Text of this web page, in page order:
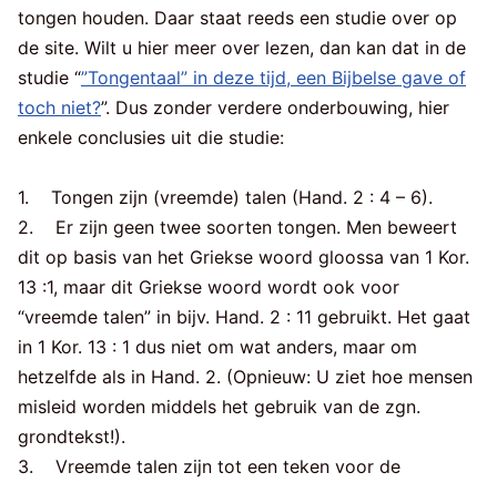
tongen houden. Daar staat reeds een studie over op
de site. Wilt u hier meer over lezen, dan kan dat in de
studie “”Tongentaal” in deze tijd, een Bijbelse gave of
toch niet?”. Dus zonder verdere onderbouwing, hier
enkele conclusies uit die studie:
1. Tongen zijn (vreemde) talen (Hand. 2 : 4 – 6).
2. Er zijn geen twee soorten tongen. Men beweert
dit op basis van het Griekse woord gloossa van 1 Kor.
13 :1, maar dit Griekse woord wordt ook voor
“vreemde talen” in bijv. Hand. 2 : 11 gebruikt. Het gaat
in 1 Kor. 13 : 1 dus niet om wat anders, maar om
hetzelfde als in Hand. 2. (Opnieuw: U ziet hoe mensen
misleid worden middels het gebruik van de zgn.
grondtekst!).
3. Vreemde talen zijn tot een teken voor de